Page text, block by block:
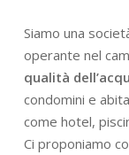
Siamo una
operante nel
qualità
condomini e
come hotel,
Ci proponiamo